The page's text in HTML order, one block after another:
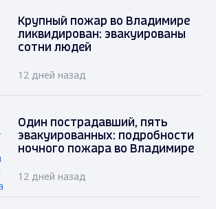
Крупный пожар во Владимире
ликвидирован: эвакуированы
сотни людей
12 дней назад
Один пострадавший, пять
эвакуированных: подробности
ночного пожара во Владимире
12 дней назад